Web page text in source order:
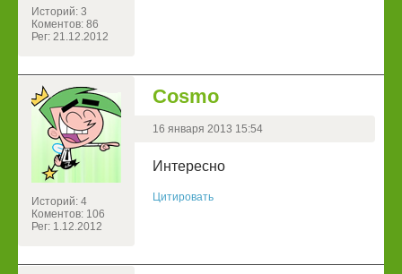
Историй: 3
Коментов: 86
Рег: 21.12.2012
Историй: 4
Коментов: 106
Рег: 1.12.2012
Cosmo
16 января 2013 15:54
Интересно
Цитировать